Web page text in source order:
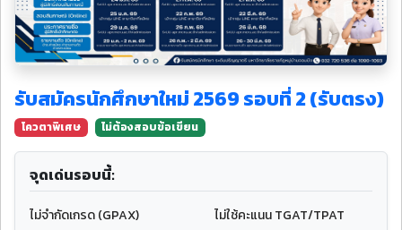
รับสมัครนักศึกษาใหม่ 2569 รอบที่ 2 (รับตรง)
โควตาพิเศษ ไม่ต้องสอบข้อเขียน
จุดเด่นรอบนี้:
ไม่จำกัดเกรด (GPAX)
ไม่ใช้คะแนน TGAT/TPAT